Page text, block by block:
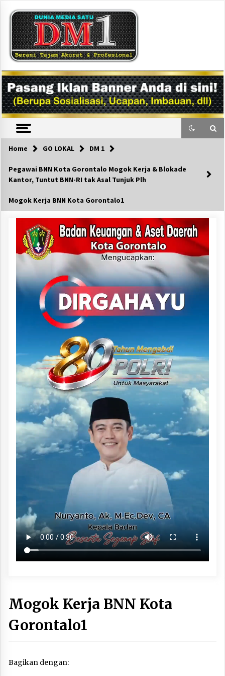
content
DM1
Home GO LOKAL DM 1
Pegawai BNN Kota Gorontalo Mogok Kerja & Blokade
Kantor, Tuntut BNN-RI tak Asal Tunjuk Plh
Mogok Kerja BNN Kota Gorontalo1
Mogok Kerja BNN Kota
Gorontalo1
Bagikan dengan: